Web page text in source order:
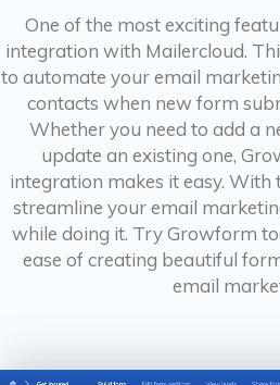
One of the most exciting
integration with Mailercloud.
to automate your email
contacts when new form
Whether you need to add a
update an existing one,
integration makes it easy. With
streamline your email
while doing it. Try Growform
ease of creating beautiful
email